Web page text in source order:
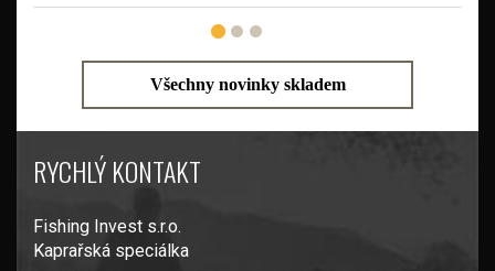
Všechny novinky skladem
RYCHLÝ KONTAKT
Fishing Invest s.r.o.
Kaprařská speciálka